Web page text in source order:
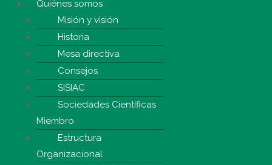
Quiénes somos
Misión y visión
Historia
Mesa directiva
Consejos
SISIAC
Sociedades Científicas
Miembro
Estructura
Organizacional